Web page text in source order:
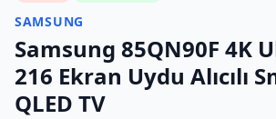
SAMSUNG
Samsung 85QN90F 4K
216 Ekran Uydu Alıcılı
QLED TV